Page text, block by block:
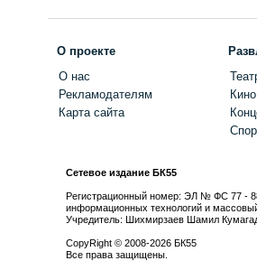
О проекте
О нас
Рекламодателям
Карта сайта
Кино
Сетевое издание БК55
Регистрационный номер: ЭЛ № ФС 77 -
информационных технологий и
Учредитель: Шихмирзаев Шамил
CopyRight © 2008-2026 БК55
Все права защищены.